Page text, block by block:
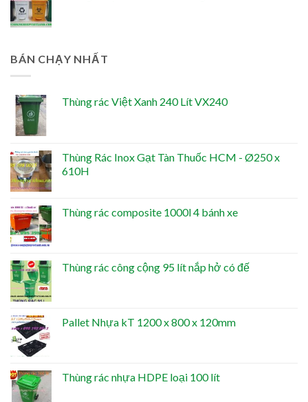
BÁN CHẠY NHẤT
Thùng rác Việt Xanh 240 Lít VX240
Thùng Rác Inox Gạt Tàn Thuốc HCM - Ø250 x
610H
Thùng rác composite 1000l 4 bánh xe
Thùng rác công cộng 95 lít nắp hở có đế
Pallet Nhựa kT 1200 x 800 x 120mm
Thùng rác nhựa HDPE loại 100 lít